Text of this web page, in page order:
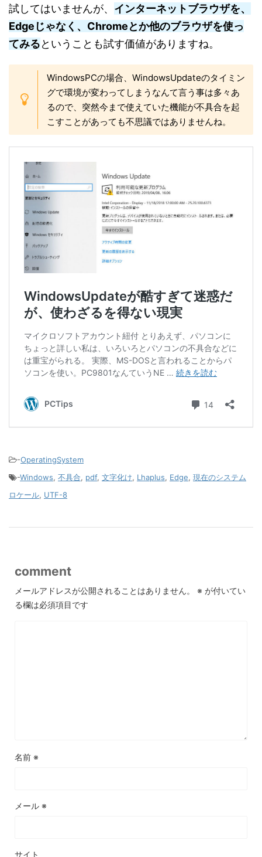
試してはいませんが、 インターネットブラウザを、
Edgeじゃなく、Chromeとか他のブラウザを使っ
てみるということも試す価値がありますね。
WindowsPCの場合、WindowsUpdateのタイミン
グで環境が変わってしまうなんて言う事は多々あ
るので、突然今まで使えていた機能が不具合を起
こすことがあっても不思議ではありませんね。
-OperatingSystem
-Windows, 不具合, pdf, 文字化け, Lhaplus, Edge, 現在のシステム
ロケール, UTF-8
comment
メールアドレスが公開されることはありません。 ※ が付いてい
る欄は必須項目です
名前 ※
メール ※
サイト